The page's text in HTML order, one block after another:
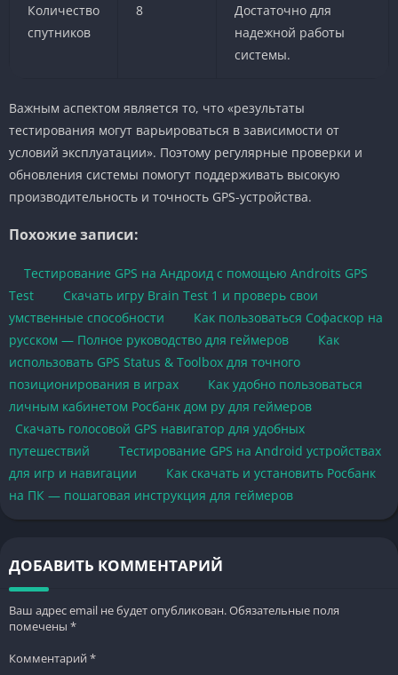
Количество
спутников
8
Достаточно для
надежной работы
системы.
Важным аспектом является то, что «результаты
тестирования могут варьироваться в зависимости от
условий эксплуатации». Поэтому регулярные проверки и
обновления системы помогут поддерживать высокую
производительность и точность GPS-устройства.
Похожие записи:
Тестирование GPS на Андроид с помощью Androits GPS
Test
Скачать игру Brain Test 1 и проверь свои
умственные способности
Как пользоваться Софаскор на
русском — Полное руководство для геймеров
Как
использовать GPS Status & Toolbox для точного
позиционирования в играх
Как удобно пользоваться
личным кабинетом Росбанк дом ру для геймеров
Скачать голосовой GPS навигатор для удобных
путешествий
Тестирование GPS на Android устройствах
для игр и навигации
Как скачать и установить Росбанк
на ПК — пошаговая инструкция для геймеров
ДОБАВИТЬ КОММЕНТАРИЙ
Ваш адрес email не будет опубликован.Обязательные поля
помечены *
Комментарий*